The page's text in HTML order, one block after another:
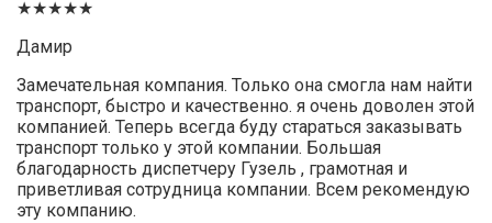
★★★★★
Дамир
Замечательная компания. Только она смогла нам найти
транспорт, быстро и качественно. я очень доволен этой
компанией. Теперь всегда буду стараться заказывать
транспорт только у этой компании. Большая
благодарность диспетчеру Гузель , грамотная и
приветливая сотрудница компании. Всем рекомендую
эту компанию.